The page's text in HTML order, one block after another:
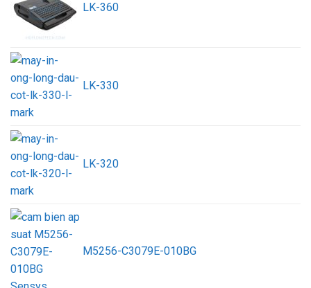
LK-360
LK-330
LK-320
M5256-C3079E-010BG